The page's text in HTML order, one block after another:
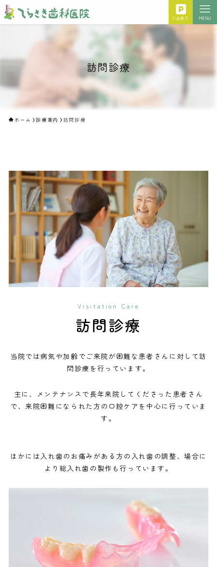
11台あり MENU
訪問診療
ホーム 診療案内 訪問診療
Visitation Care
訪問診療
当院では病気や加齢でご来院が困難な患者さんに対して訪
問診療を行っています。
主に、メンテナンスで長年来院してくださった患者さん
で、来院困難になられた方の口腔ケアを中心に行っていま
す。
ほかには入れ歯のお痛みがある方の入れ歯の調整、場合に
より総入れ歯の製作も行っています。